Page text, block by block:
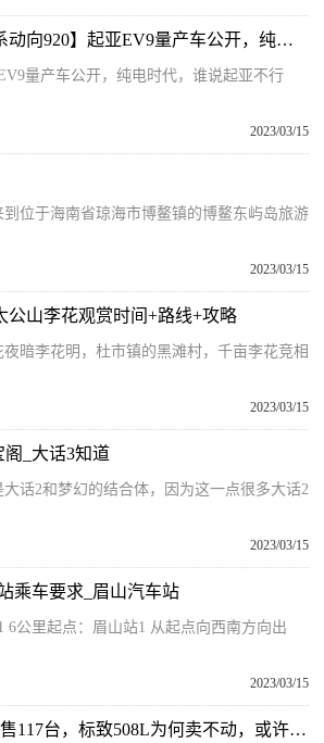
天天快消息！【韩系动向920】起亚EV9量产车公开，纯电时代，谁说起亚不行了！
量产车公开，纯电时代，谁说起亚不行
2023/03/15
位于海南省琼海市博鳌镇的博鳌东屿岛旅游
2023/03/15
公山李花观赏时间+路线+攻略
暗李花明，杜市镇的黑滩村，千亩李花竞相
2023/03/15
_大话3知道
话2和梦幻的结合体，因为这一点很多大话2
2023/03/15
乘车要求_眉山汽车站
6公里起点：眉山站1 从起点向西南方向出
2023/03/15
天天热消息：2月仅售117台，标致508L为何卖不动，或许是这4点原因